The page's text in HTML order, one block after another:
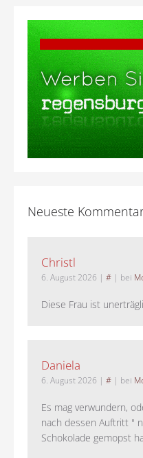
Neueste
Christl
6. August 2026 | # | bei
Diese Frau ist
Daniela
6. August 2026 | # | bei
Es mag verwundern,
nach dessen Auftritt "
Schokolade gemopst